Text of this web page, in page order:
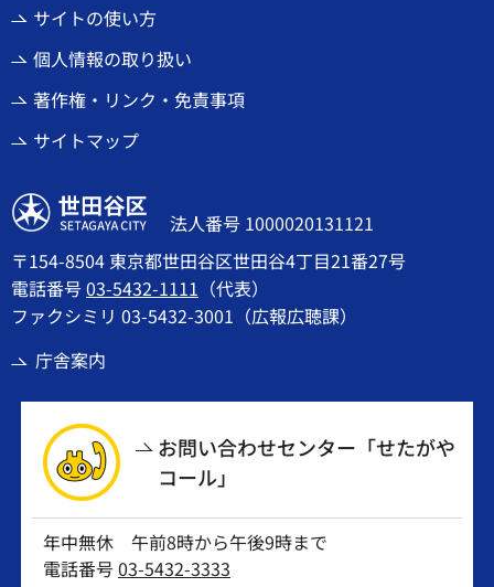
サイトの使い方
個人情報の取り扱い
著作権・リンク・免責事項
サイトマップ
世田谷区
法人番号 1000020131121
〒154-8504 東京都世田谷区世田谷4丁目21番27号
電話番号03-5432-1111 （代表）
ファクシミリ 03-5432-3001（広報広聴課）
庁舎案内
お問い合わせセンター「せたがや
コール」
年中無休 午前8時から午後9時まで
電話番号03-5432-3333